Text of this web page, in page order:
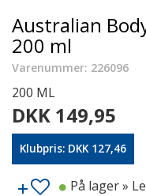
Australian
200 ml
Varenummer: 226096
200 ML
DKK 149,95
Klubpris: DKK 127,46
På lager»